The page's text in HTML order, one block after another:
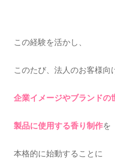
この経験を活かし、
このたび、法人のお客様向
企業イメージやブランドの
製品に使用する香り制作を
本格的に始動することに